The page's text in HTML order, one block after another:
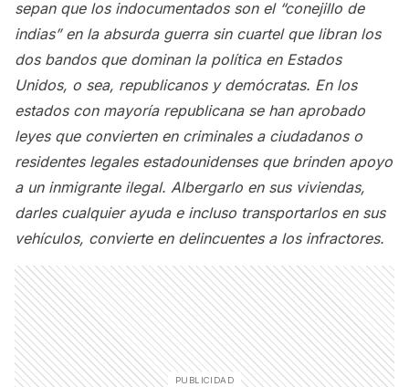
sepan que los indocumentados son el “conejillo de
indias” en la absurda guerra sin cuartel que libran los
dos bandos que dominan la política en Estados
Unidos, o sea, republicanos y demócratas. En los
estados con mayoría republicana se han aprobado
leyes que convierten en criminales a ciudadanos o
residentes legales estadounidenses que brinden apoyo
a un inmigrante ilegal. Albergarlo en sus viviendas,
darles cualquier ayuda e incluso transportarlos en sus
vehículos, convierte en delincuentes a los infractores.